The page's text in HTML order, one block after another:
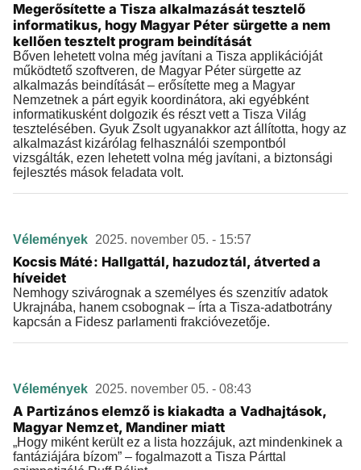
Megerősítette a Tisza alkalmazását tesztelő
informatikus, hogy Magyar Péter sürgette a nem
kellően tesztelt program beindítását
Bőven lehetett volna még javítani a Tisza applikációját
működtető szoftveren, de Magyar Péter sürgette az
alkalmazás beindítását – erősítette meg a Magyar
Nemzetnek a párt egyik koordinátora, aki egyébként
informatikusként dolgozik és részt vett a Tisza Világ
tesztelésében. Gyuk Zsolt ugyanakkor azt állította, hogy az
alkalmazást kizárólag felhasználói szempontból
vizsgálták, ezen lehetett volna még javítani, a biztonsági
fejlesztés mások feladata volt.
Vélemények 2025. november 05. - 15:57
Kocsis Máté: Hallgattál, hazudoztál, átverted a
híveidet
Nemhogy szivárognak a személyes és szenzitív adatok
Ukrajnába, hanem csobognak – írta a Tisza-adatbotrány
kapcsán a Fidesz parlamenti frakcióvezetője.
Vélemények 2025. november 05. - 08:43
A Partizános elemző is kiakadta a Vadhajtások,
Magyar Nemzet, Mandiner miatt
„Hogy miként került ez a lista hozzájuk, azt mindenkinek a
fantáziájára bízom” – fogalmazott a Tisza Párttal